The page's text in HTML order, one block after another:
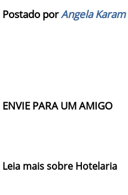
Postado porAngela Karam
ENVIE PARA UM AMIGO
Leia mais sobre Hotelaria